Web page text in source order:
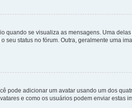
quando se visualiza as mensagens. Uma
status no fórum. Outra, geralmente uma
pode adicionar um avatar usando um dos
e como os usuários podem enviar